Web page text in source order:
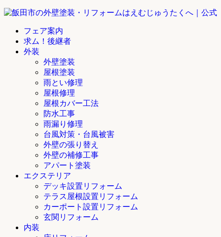
フェア案内
求ム！後継者
外装
外壁塗装
屋根塗装
雨とい修理
屋根修理
屋根カバー工法
防水工事
雨漏り修理
台風対策・台風被害
外壁の張り替え
外壁の補修工事
アパート塗装
エクステリア
デッキ設置リフォーム
テラス屋根設置リフォーム
カーポート設置リフォーム
玄関リフォーム
内装